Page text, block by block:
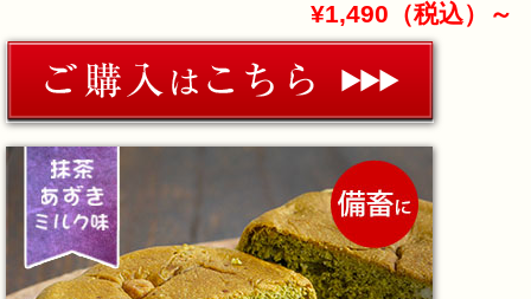
¥1,490（税込）～